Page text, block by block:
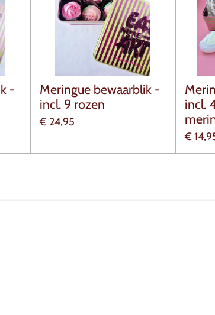
-
Meringue bewaarblik -
incl. 9 rozen
€ 24,95
incl.
€